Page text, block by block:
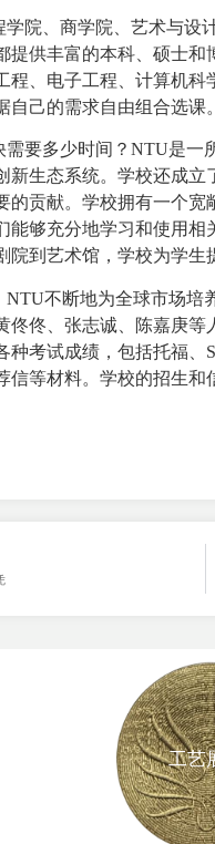
、商学院、艺术与设
提供丰富的本科、硕士
程、电子工程、计算机
己的需求自由组合选课。
需要多少时间？NTU是一
新生态系统。学校还成
的贡献。学校拥有一个
能够充分地学习和使用
到艺术馆，学校为学生
不断地为全球市场培
佟佟、张志诚、陈嘉庚
种考试成绩，包括托福
等材料。学校的招生和
工艺